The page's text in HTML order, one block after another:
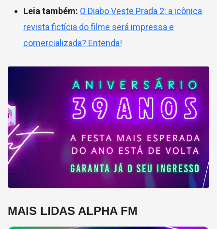
Leia também: O Diabo Veste Prada 2: a icônica
revista fictícia do filme será impressa e
comercializada? Entenda!
MAIS LIDAS ALPHA FM